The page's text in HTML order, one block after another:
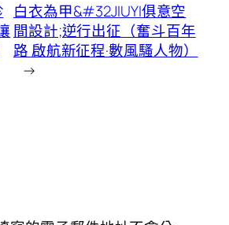
白衣為甲&#32JIUYI俱意空
間設計;逆行出征（奮斗百年
路 啟航新征程·數風騷人物）
→